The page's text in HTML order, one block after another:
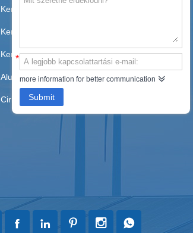
*
more information for better communication
Submit
Kerámia aljzatok
Kerámia pengék
Kerámia cső
Alumina kerámia
Cirkónia kerámia
    